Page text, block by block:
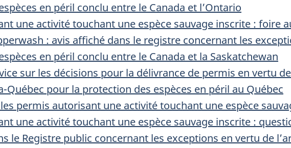
en péril conclu entre le Canada et l’Ontario
une activité touchant une espèce sauvage inscrite : foire
: avis affiché dans le registre concernant les
en péril conclu entre le Canada et la Saskatchewan
sur les décisions pour la délivrance de permis en vertu
Québec pour la protection des espèces en péril au Québec
permis autorisant une activité touchant une espèce
une activité touchant une espèce sauvage inscrite :
le Registre public concernant les exceptions en vertu de